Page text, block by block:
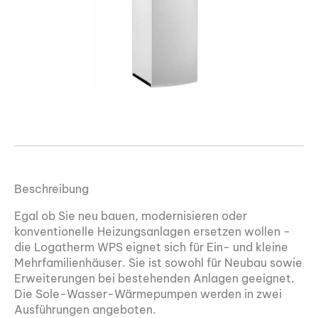
Beschreibung
Egal ob Sie neu bauen, modernisieren oder
konventionelle Heizungsanlagen ersetzen wollen -
die Logatherm WPS eignet sich für Ein- und kleine
Mehrfamilienhäuser. Sie ist sowohl für Neubau sowie
Erweiterungen bei bestehenden Anlagen geeignet.
Die Sole-Wasser-Wärmepumpen werden in zwei
Ausführungen angeboten.